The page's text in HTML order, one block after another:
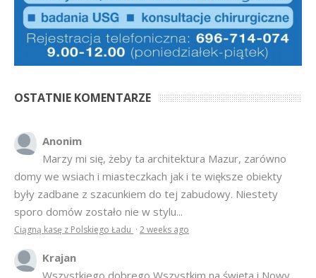
OSTATNIE KOMENTARZE
Anonim
Marzy mi się, żeby ta architektura Mazur, zarówno
domy we wsiach i miasteczkach jak i te większe obiekty
były zadbane z szacunkiem do tej zabudowy. Niestety
sporo domów zostało nie w stylu...
Ciągną kasę z Polskiego Ładu · 2 weeks ago
Krajan
Wszystkiego dobrego Wszystkim na święta i Nowy